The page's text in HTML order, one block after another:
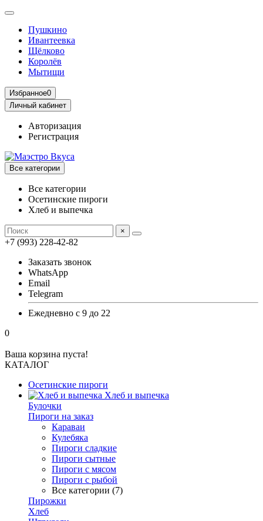
Пушкино
Ивантеевка
Щёлково
Королёв
Мытищи
Избранное0
Личный кабинет
Авторизация
Регистрация
Все категории
Все категории
Осетинские пироги
Хлеб и выпечка
×
+7 (993) 228-42-82
Заказать звонок
WhatsApp
Email
Telegram
Ежедневно с 9 до 22
0
Ваша корзина пуста!
КАТАЛОГ
Осетинские пироги
Хлеб и выпечка
Булочки
Пироги на заказ
Караваи
Кулебяка
Пироги сладкие
Пироги сытные
Пироги с мясом
Пироги с рыбой
Все категории (7)
Пирожки
Хлеб